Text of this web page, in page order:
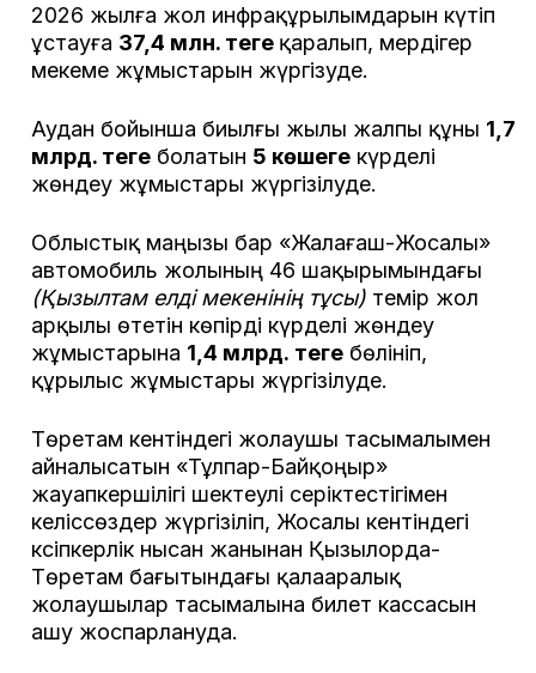
2026 жылға жол инфрақұрылымдарын күтіп
ұстауға 37,4 млн. теңге қаралып, мердігер
мекеме жұмыстарын жүргізуде.
Аудан бойынша биылғы жылы жалпы құны 1,7
млрд. теңге болатын 5 көшеге күрделі
жөндеу жұмыстары жүргізілуде.
Облыстық маңызы бар «Жалағаш-Жосалы»
автомобиль жолының 46 шақырымындағы
(Қызылтам елді мекенінің тұсы) темір жол
арқылы өтетін көпірді күрделі жөндеу
жұмыстарына 1,4 млрд. теңге бөлініп,
құрылыс жұмыстары жүргізілуде.
Төретам кентіндегі жолаушы тасымалымен
айналысатын «Тұлпар-Байқоңыр»
жауапкершілігі шектеулі серіктестігімен
келіссөздер жүргізіліп, Жосалы кентіндегі
кәсіпкерлік нысан жанынан Қызылорда-
Төретам бағытындағы қалааралық
жолаушылар тасымалына билет кассасын
ашу жоспарлануда.